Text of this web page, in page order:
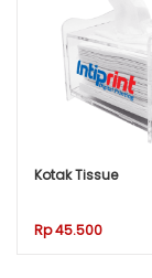
Kotak Tissue
Rp 45.500